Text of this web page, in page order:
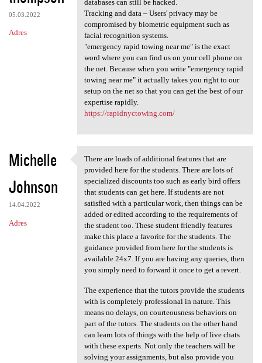
05.03.2022
Adres
databases can still be hacked.
Tracking and data – Users' privacy may be
compromised by biometric equipment such as
facial recognition systems.
"emergency rapid towing near me" is the exact
word where you can find us on your cell phone on
the net. Because when you write "emergency rapid
towing near me" it actually takes you right to our
setup on the net so that you can get the best of our
expertise rapidly.
https://rapidnyctowing.com/
Michelle
Johnson
14.04.2022
Adres
There are loads of additional
There are loads of additional features that are
provided here for the students. There are lots of
specialized discounts too such as early bird offers
that students can get here. If students are not
satisfied with a particular work, then things can be
added or edited according to the requirements of
the student too. These student friendly features
make this place a favorite for the students. The
guidance provided from here for the students is
available 24x7. If you are having any queries, then
you simply need to forward it once to get a revert.
The experience that the tutors provide the students
with is completely professional in nature. This
means no delays, on courteousness behaviors on
part of the tutors. The students on the other hand
can learn lots of things with the help of live chats
with these experts. Not only the teachers will be
solving your assignments, but also provide you